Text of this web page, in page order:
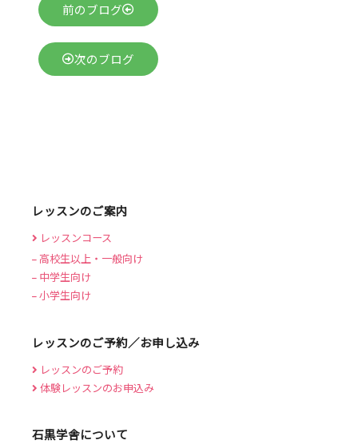
前のブログ
次のブログ
レッスンのご案内
レッスンコース
高校生以上・一般向け
中学生向け
小学生向け
レッスンのご予約／お申し込み
レッスンのご予約
体験レッスンのお申込み
石黒学舎について